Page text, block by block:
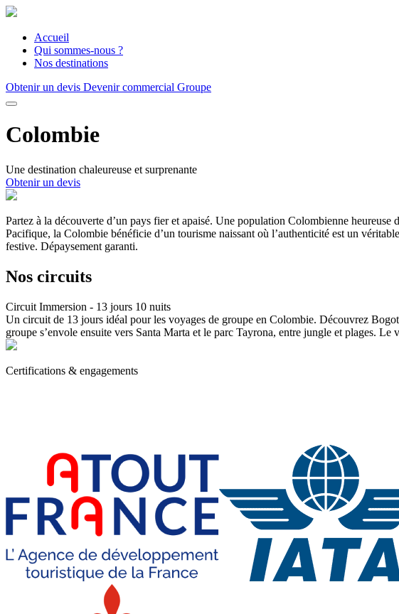
Accueil
Qui sommes-nous ?
Nos destinations
Obtenir un devis Devenir commercial Groupe
Colombie
Une destination chaleureuse et surprenante
Obtenir un devis
Partez à la découverte d’un pays fier et apaisé. Une population Colombienne
Pacifique, la Colombie bénéficie d’un tourisme naissant où l’authenticité est un
festive. Dépaysement garanti.
Nos circuits
Circuit Immersion - 13 jours 10 nuits
Un circuit de 13 jours idéal pour les voyages de groupe en Colombie. Découvrez
groupe s’envole ensuite vers Santa Marta et le parc Tayrona, entre jungle et plages.
Certifications & engagements